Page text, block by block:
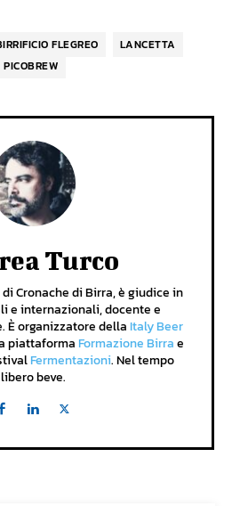
FLEGREO
LANCETTA
PICOBREW
Turco
Cronache di Birra, è giudice in
e internazionali, docente e
È organizzatore della Italy Beer
piattaforma Formazione Birrae
Fermentazioni. Nel tempo
libero beve.